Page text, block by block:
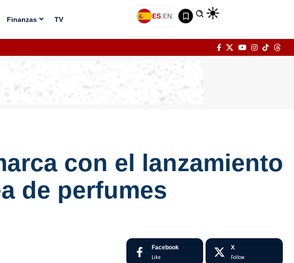
Finanzas TV ES|EN
con el lanzamiento
de perfumes
Facebook
Like
X
Follow